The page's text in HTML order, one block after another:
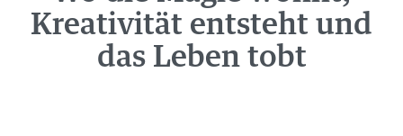
NEWS
ÜBER UNS
Kreativität entsteht und
das Leben tobt